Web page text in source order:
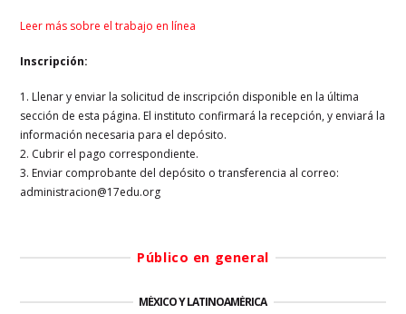
Leer más sobre el trabajo en línea
Inscripción:
1. Llenar y enviar la solicitud de inscripción disponible en la última
sección de esta página. El instituto confirmará la recepción, y enviará la
información necesaria para el depósito.
2. Cubrir el pago correspondiente.
3. Enviar comprobante del depósito o transferencia al correo:
administracion@17edu.org
Público en general
MÉXICO Y LATINOAMÉRICA